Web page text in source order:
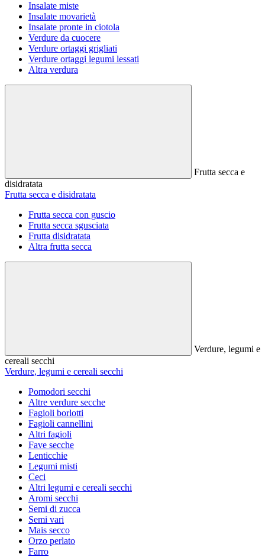
Insalate miste
Insalate movarietà
Insalate pronte in ciotola
Verdure da cuocere
Verdure ortaggi grigliati
Verdure ortaggi legumi lessati
Altra verdura
Frutta secca e
disidratata
Frutta secca e disidratata
Frutta secca con guscio
Frutta secca sgusciata
Frutta disidratata
Altra frutta secca
Verdure, legumi e
cereali secchi
Verdure, legumi e cereali secchi
Pomodori secchi
Altre verdure secche
Fagioli borlotti
Fagioli cannellini
Altri fagioli
Fave secche
Lenticchie
Legumi misti
Ceci
Altri legumi e cereali secchi
Aromi secchi
Semi di zucca
Semi vari
Mais secco
Orzo perlato
Farro